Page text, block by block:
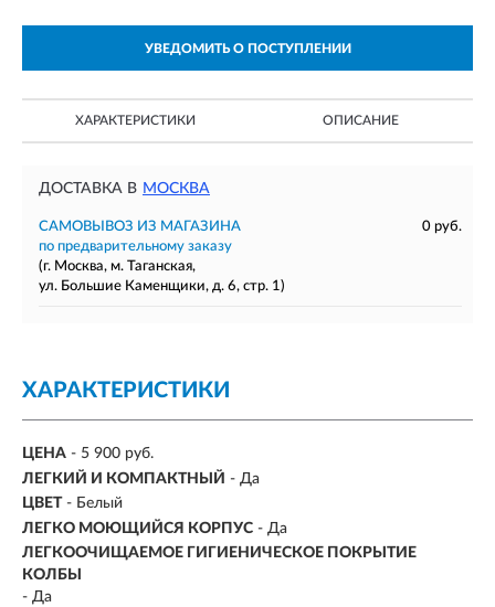
УВЕДОМИТЬ О ПОСТУПЛЕНИИ
ХАРАКТЕРИСТИКИ ОПИСАНИЕ
ДОСТАВКА В МОСКВА
САМОВЫВОЗ ИЗ МАГАЗИНА
0 руб.
по предварительному заказу
(г. Москва, м. Таганская,
ул. Большие Каменщики, д. 6, стр. 1)
ХАРАКТЕРИСТИКИ
ЦЕНА - 5 900 руб.
ЛЕГКИЙ И КОМПАКТНЫЙ - Да
ЦВЕТ - Белый
ЛЕГКО МОЮЩИЙСЯ КОРПУС - Да
ЛЕГКООЧИЩАЕМОЕ ГИГИЕНИЧЕСКОЕ ПОКРЫТИЕ
КОЛБЫ
- Да